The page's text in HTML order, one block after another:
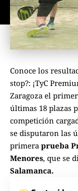
Conoce los
stop?: ¡TyC
Zaragoza el
últimas 18 plazas
competición
se disputaron las
primera prueba
Menores, que se
Salamanca.